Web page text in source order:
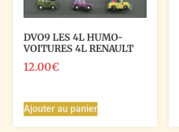
DVO9 LES 4L HUMO-
VOITURES 4L RENAULT
12.00€
Ajouter au panier